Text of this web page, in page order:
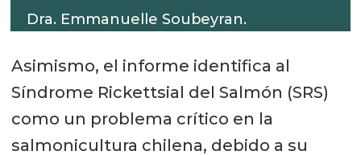
Dra. Emmanuelle Soubeyran.
Asimismo, el informe identifica al
Síndrome Rickettsial del Salmón (SRS)
como un problema crítico en la
salmonicultura chilena, debido a su